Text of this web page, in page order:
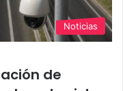
Noticias
de